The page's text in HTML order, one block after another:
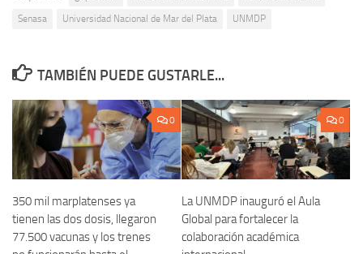
Senasa
Universidad Nacional de Mar del Plata UNMDP
TAMBIÉN PUEDE GUSTARLE...
0
350 mil marplatenses ya
tienen las dos dosis, llegaron
77.500 vacunas y los trenes
0
La UNMDP inauguró el Aula
Global para fortalecer la
colaboración académica